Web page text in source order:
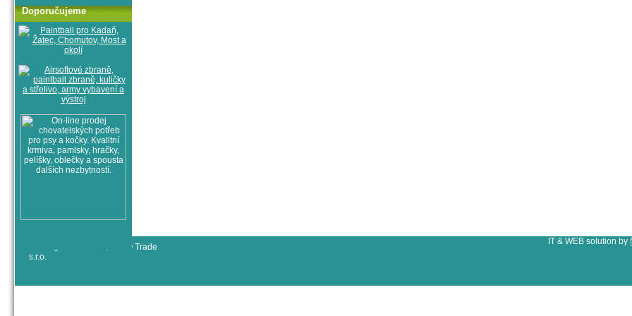
Doporučujeme
© All rights reserved, RYJO Trade
s.r.o.
IT & WEB solution by